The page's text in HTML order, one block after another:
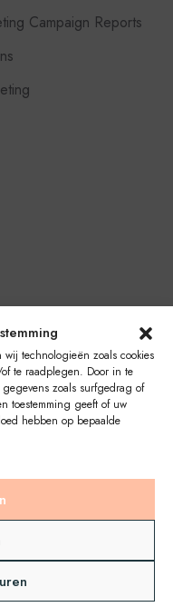
technologieën zoals cookies
te raadplegen. Door in te
zoals surfgedrag of
toestemming geeft of uw
hebben op bepaalde
Campaign Reports